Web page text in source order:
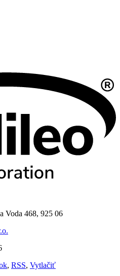
Voda 468, 925 06
, RSS, Vytlačiť